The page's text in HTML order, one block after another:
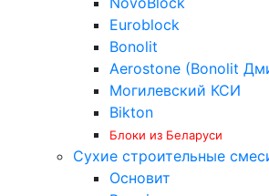
Euroblock
Bonolit
Aerostone (Bonolit
Могилевский КСИ
Bikton
Блоки из Беларуси
Сухие строительные
Основит